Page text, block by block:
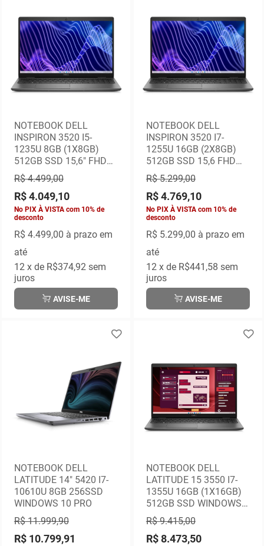
NOTEBOOK DELL
INSPIRON 3520 I5-
1235U 8GB (1X8GB)
512GB SSD 15,6" FHD
WINDOWS 11 PRO - 1
ANO NO LOCAL
R$ 4.499,00
R$ 4.049,10
No PIX À VISTA com 10% de
desconto
R$ 4.499,00 à prazo em
até
12 x de R$374,92 sem
juros
AVISE-ME
NOTEBOOK DELL
INSPIRON 3520 I7-
1255U 16GB (2X8GB)
512GB SSD 15,6 FHD
WINDOWS 11 PRO 1
ANO NO LOCAL
R$ 5.299,00
R$ 4.769,10
No PIX À VISTA com 10% de
desconto
R$ 5.299,00 à prazo em
até
12 x de R$441,58 sem
juros
AVISE-ME
NOTEBOOK DELL
LATITUDE 14" 5420 I7-
10610U 8GB 256SSD
WINDOWS 10 PRO
R$ 11.999,90
R$ 10.799,91
NOTEBOOK DELL
LATITUDE 15 3550 I7-
1355U 16GB (1X16GB)
512GB SSD WINDOWS
11 PRO 1 ANO ON SITE
R$ 9.415,00
R$ 8.473,50